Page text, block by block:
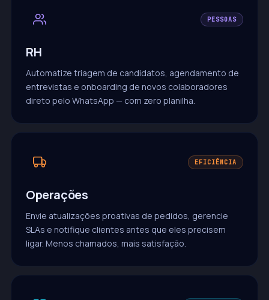
PESSOAS
RH
Automatize triagem de candidatos, agendamento de
entrevistas e onboarding de novos colaboradores
direto pelo WhatsApp — com zero planilha.
EFICIÊNCIA
Operações
Envie atualizações proativas de pedidos, gerencie
SLAs e notifique clientes antes que eles precisem
ligar. Menos chamados, mais satisfação.